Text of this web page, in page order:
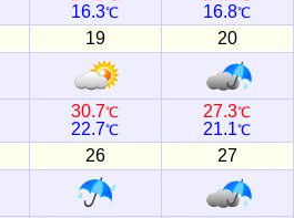
16.3℃ 16.8℃
19 20
30.7℃
22.7℃
27.3℃
21.1℃
26 27